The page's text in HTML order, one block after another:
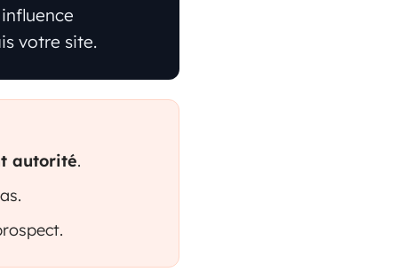
votre site.
autorité.